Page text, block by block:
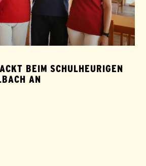
BEIM SCHULHEURIGEN
AN